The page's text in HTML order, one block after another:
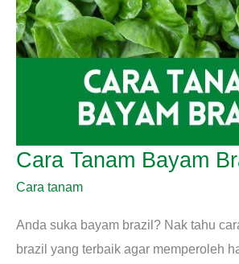
Cara Tanam Bayam
Cara tanam
Anda suka bayam brazil? Nak tahu
brazil yang terbaik agar memperoleh